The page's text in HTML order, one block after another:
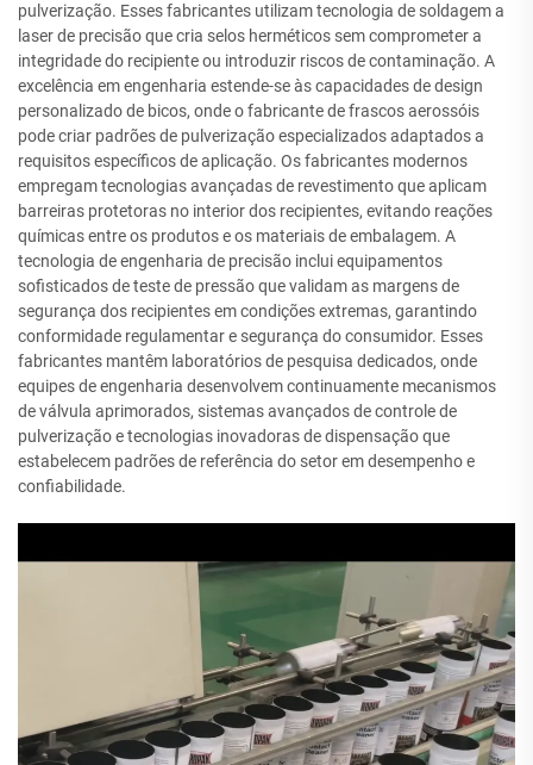
pulverização. Esses fabricantes utilizam tecnologia de soldagem a
laser de precisão que cria selos herméticos sem comprometer a
integridade do recipiente ou introduzir riscos de contaminação. A
excelência em engenharia estende-se às capacidades de design
personalizado de bicos, onde o fabricante de frascos aerossóis
pode criar padrões de pulverização especializados adaptados a
requisitos específicos de aplicação. Os fabricantes modernos
empregam tecnologias avançadas de revestimento que aplicam
barreiras protetoras no interior dos recipientes, evitando reações
químicas entre os produtos e os materiais de embalagem. A
tecnologia de engenharia de precisão inclui equipamentos
sofisticados de teste de pressão que validam as margens de
segurança dos recipientes em condições extremas, garantindo
conformidade regulamentar e segurança do consumidor. Esses
fabricantes mantêm laboratórios de pesquisa dedicados, onde
equipes de engenharia desenvolvem continuamente mecanismos
de válvula aprimorados, sistemas avançados de controle de
pulverização e tecnologias inovadoras de dispensação que
estabelecem padrões de referência do setor em desempenho e
confiabilidade.